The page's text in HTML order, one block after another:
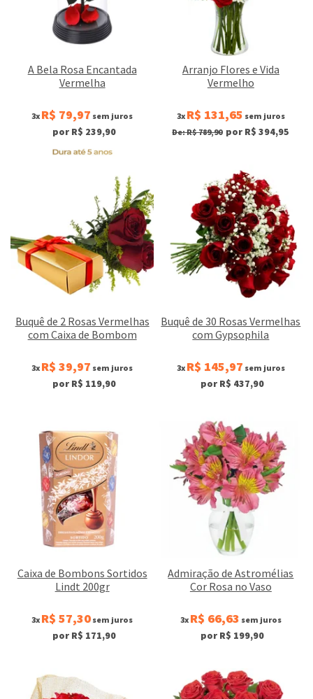
A Bela Rosa Encantada
Vermelha
3x R$ 79,97 sem juros
por R$ 239,90
Arranjo Flores e Vida
Vermelho
3x R$ 131,65 sem juros
De: R$ 789,90 por R$ 394,95
Buquê de 2 Rosas Vermelhas
com Caixa de Bombom
3x R$ 39,97 sem juros
por R$ 119,90
Buquê de 30 Rosas Vermelhas
com Gypsophila
3x R$ 145,97 sem juros
por R$ 437,90
Caixa de Bombons Sortidos
Lindt 200gr
3x R$ 57,30 sem juros
por R$ 171,90
Admiração de Astromélias
Cor Rosa no Vaso
3x R$ 66,63 sem juros
por R$ 199,90